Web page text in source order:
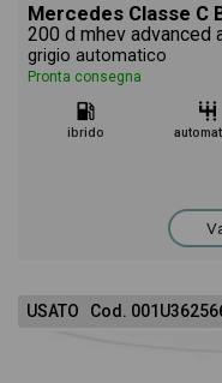
Mercedes Classe C
200 d mhev advanced
grigio automatico
Pronta consegna
ibrido
USATO Cod.